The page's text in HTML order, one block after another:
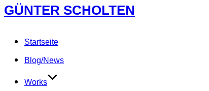
Zum
springen
GÜNTER SCHOLTEN
Startseite
Blog/News
Works